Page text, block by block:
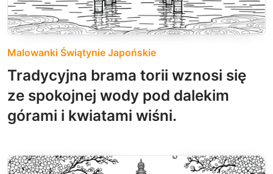
Malowanki Świątynie Japońskie
Tradycyjna brama torii wznosi się
ze spokojnej wody pod dalekim
górami i kwiatami wiśni.